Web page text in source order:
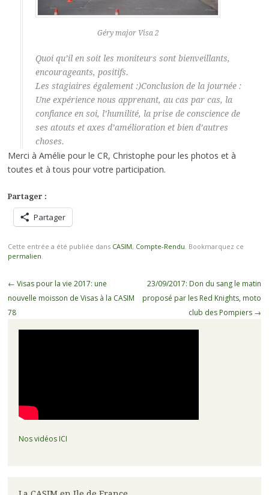
Géry major Visa 2
Quoi qu’il en soit les moniteurs sont bienveillants,
encourageants, positifs.
Les stagiaires également :)Conclusion de la journée :
Une expérience nous apprenant, au cas par cas, la
confiance en soi, l’humilité, la prise de conscience de
ses atouts et axes d’amélioration et bien d’autres
choses.
Merci à Amélie pour le CR, Christophe pour les photos et à
toutes et à tous pour votre participation.
Partager :
Partager
Cette entrée a été publiée dans CASIM, Compte-Rendu. Bookmarquez ce
permalien.
Navigation
des
articles
← Visas pour la vie 2017: une
nouvelle moisson de Visas à la CASIM
78
23/09/2017: Don du sang le matin
proposé par les Red Knights, moto
club des Pompiers →
Nos vidéos ICI